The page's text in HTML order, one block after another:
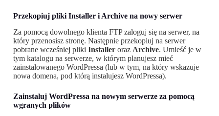
Przekopiuj pliki Installer i Archive na nowy serwer
Za pomocą dowolnego klienta FTP zaloguj się na serwer, na
który przenosisz stronę. Następnie przekopiuj na serwer
pobrane wcześniej pliki Installer oraz Archive. Umieść je w
tym katalogu na serwerze, w którym planujesz mieć
zainstalowanego WordPressa (lub w tym, na który wskazuje
nowa domena, pod którą instalujesz WordPressa).
Zainstaluj WordPressa na nowym serwerze za pomocą
wgranych plików